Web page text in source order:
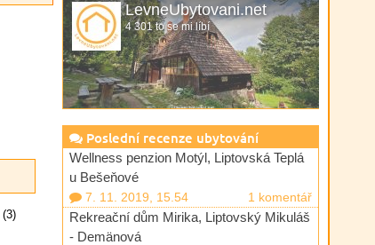
(3)
LevneUbytovani.net
4 301 to se mi líbí
Poslední recenze ubytování
Wellness penzion Motýl, Liptovská Teplá
u Bešeňové
7. 11. 2019, 15.54 1 komentář
Rekreační dům Mirika, Liptovský Mikuláš
- Demänová